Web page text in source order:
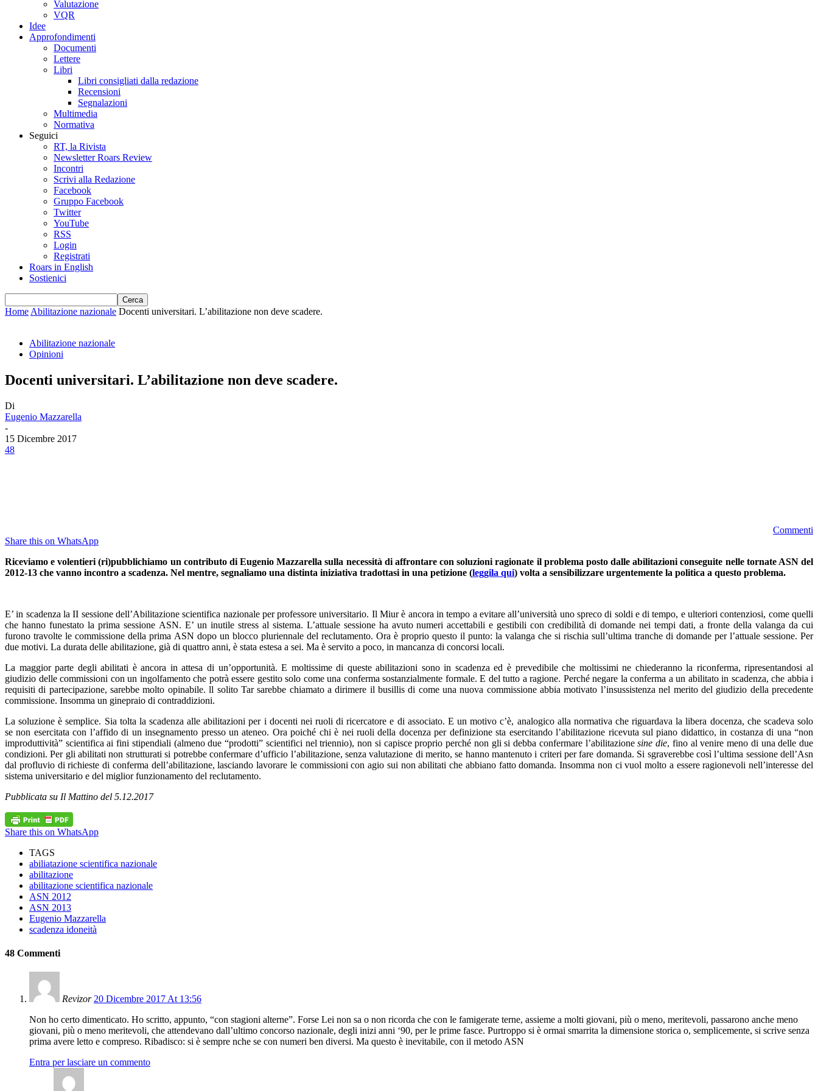
Valutazione
VQR
Idee
Approfondimenti
Documenti
Lettere
Libri
Libri consigliati dalla redazione
Recensioni
Segnalazioni
Multimedia
Normativa
Seguici
RT, la Rivista
Newsletter Roars Review
Incontri
Scrivi alla Redazione
Facebook
Gruppo Facebook
Twitter
YouTube
RSS
Login
Registrati
Roars in English
Sostienici
Home Abilitazione nazionale Docenti universitari. L’abilitazione non deve scadere.
Abilitazione nazionale
Opinioni
Docenti universitari. L’abilitazione non deve scadere.
Di
Eugenio Mazzarella
-
15 Dicembre 2017
48
Commenti
Share this on WhatsApp
Riceviamo e volentieri (ri)pubblichiamo un contributo di Eugenio Mazzarella sulla necessità di affrontare con soluzioni ragionate il problema posto dalle abilitazioni conseguite nelle tornate ASN del
2012-13 che vanno incontro a scadenza. Nel mentre, segnaliamo una distinta iniziativa tradottasi in una petizione (leggila qui) volta a sensibilizzare urgentemente la politica a questo problema.
E’ in scadenza la II sessione dell’Abilitazione scientifica nazionale per professore universitario. Il Miur è ancora in tempo a evitare all’università uno spreco di soldi e di tempo, e ulteriori contenziosi, come quelli
che hanno funestato la prima sessione ASN. E’ un inutile stress al sistema. L’attuale sessione ha avuto numeri accettabili e gestibili con credibilità di domande nei tempi dati, a fronte della valanga da cui
furono travolte le commissione della prima ASN dopo un blocco pluriennale del reclutamento. Ora è proprio questo il punto: la valanga che si rischia sull’ultima tranche di domande per l’attuale sessione. Per
due motivi. La durata delle abilitazione, già di quattro anni, è stata estesa a sei. Ma è servito a poco, in mancanza di concorsi locali.
La maggior parte degli abilitati è ancora in attesa di un’opportunità. E moltissime di queste abilitazioni sono in scadenza ed è prevedibile che moltissimi ne chiederanno la riconferma, ripresentandosi al
giudizio delle commissioni con un ingolfamento che potrà essere gestito solo come una conferma sostanzialmente formale. E del tutto a ragione. Perché negare la conferma a un abilitato in scadenza, che abbia i
requisiti di partecipazione, sarebbe molto opinabile. ll solito Tar sarebbe chiamato a dirimere il busillis di come una nuova commissione abbia motivato l’insussistenza nel merito del giudizio della precedente
commissione. Insomma un ginepraio di contraddizioni.
La soluzione è semplice. Sia tolta la scadenza alle abilitazioni per i docenti nei ruoli di ricercatore e di associato. E un motivo c’è, analogico alla normativa che riguardava la libera docenza, che scadeva solo
se non esercitata con l’affido di un insegnamento presso un ateneo. Ora poiché chi è nei ruoli della docenza per definizione sta esercitando l’abilitazione ricevuta sul piano didattico, in costanza di una “non
improduttività” scientifica ai fini stipendiali (almeno due “prodotti” scientifici nel triennio), non si capisce proprio perché non gli si debba confermare l’abilitazionesine die, fino al venire meno di una delle due
condizioni. Per gli abilitati non strutturati si potrebbe confermare d’ufficio l’abilitazione, senza valutazione di merito, se hanno mantenuto i criteri per fare domanda. Si sgraverebbe così l’ultima sessione dell’Asn
dal profluvio di richieste di conferma dell’abilitazione, lasciando lavorare le commissioni con agio sui non abilitati che abbiano fatto domanda. Insomma non ci vuol molto a essere ragionevoli nell’interesse del
sistema universitario e del miglior funzionamento del reclutamento.
Pubblicata su Il Mattino del 5.12.2017
Share this on WhatsApp
TAGS
abiliatazione scientifica nazionale
abilitazione
abilitazione scientifica nazionale
ASN 2012
ASN 2013
Eugenio Mazzarella
scadenza idoneità
48 Commenti
Revizor 20 Dicembre 2017 At 13:56
Non ho certo dimenticato. Ho scritto, appunto, “con stagioni alterne”. Forse Lei non sa o non ricorda che con le famigerate terne, assieme a molti giovani, più o meno, meritevoli, passarono anche meno
giovani, più o meno meritevoli, che attendevano dall’ultimo concorso nazionale, degli inizi anni ‘90, per le prime fasce. Purtroppo si è ormai smarrita la dimensione storica o, semplicemente, si scrive senza
prima avere letto e compreso. Ribadisco: si è sempre nche se con numeri ben diversi. Ma questo è inevitabile, con il metodo ASN
Entra per lasciare un commento